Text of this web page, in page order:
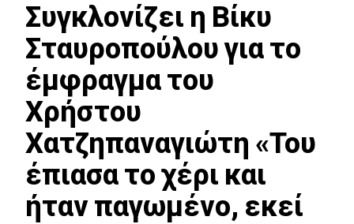
Συγκλονίζει η Βίκυ
Σταυροπούλου για το
έμφραγμα του
Χρήστου
Χατζηπαναγιώτη «Του
έπιασα το χέρι και
ήταν παγωμένο, εκεί